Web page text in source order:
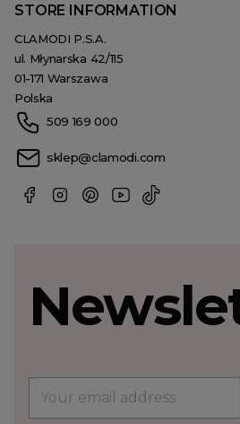
STORE INFORMATION
CLAMODI P.S.A.
ul. Młynarska 42/115
01-171 Warszawa
Polska
509 169 000
sklep@clamodi.com